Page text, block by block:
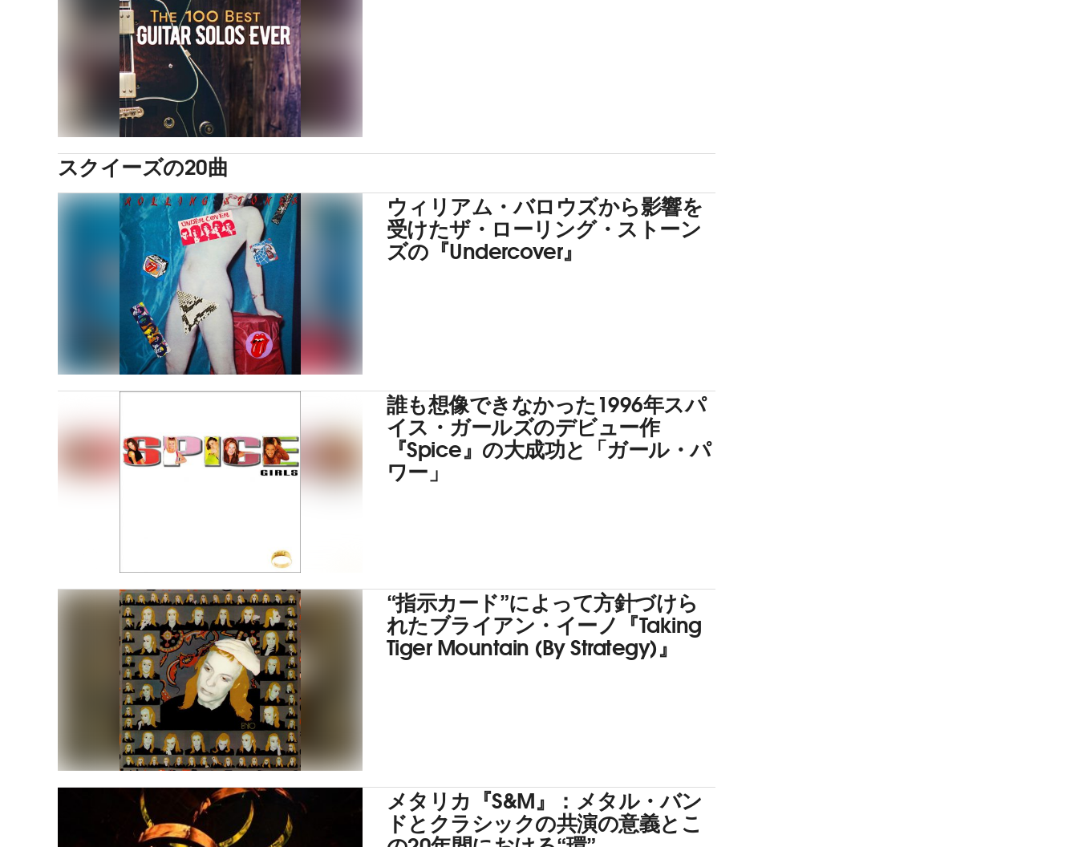
スクイーズの20曲
ウィリアム・バロウズから影響を
受けたザ・ローリング・ストーン
ズの『Undercover』
誰も想像できなかった1996年スパ
イス・ガールズのデビュー作
『Spice』の大成功と「ガール・パ
ワー」
“指示カード”によって方針づけら
れたブライアン・イーノ『Taking
Tiger Mountain (By Strategy)』
メタリカ『S&M』：メタル・バン
ドとクラシックの共演の意義とこ